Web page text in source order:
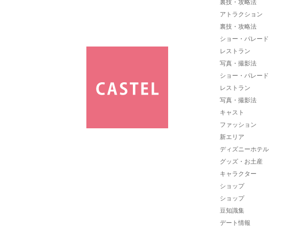
裏技・攻略法
アトラクション
裏技・攻略法
ショー・パレード
レストラン
写真・撮影法
ショー・パレード
レストラン
写真・撮影法
キャスト
ファッション
新エリア
ディズニーホテル
グッズ・お土産
キャラクター
ショップ
ショップ
豆知識集
デート情報